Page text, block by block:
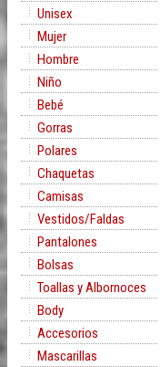
Unisex
Mujer
Hombre
Niño
Bebé
Gorras
Polares
Chaquetas
Camisas
Vestidos/Faldas
Pantalones
Bolsas
Toallas y Albornoces
Body
Accesorios
Mascarillas